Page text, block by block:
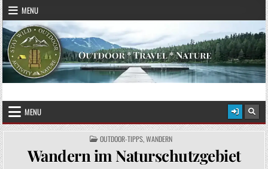
Skip to content
MENU
STAY WILD – OUTDOOR
MENU
POSTED IN
OUTDOOR-TIPPS,WANDERN
Wandern im Naturschutzgebiet